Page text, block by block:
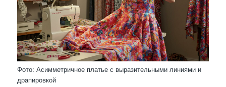
Фото: Асимметричное платье с выразительными линиями и
драпировкой